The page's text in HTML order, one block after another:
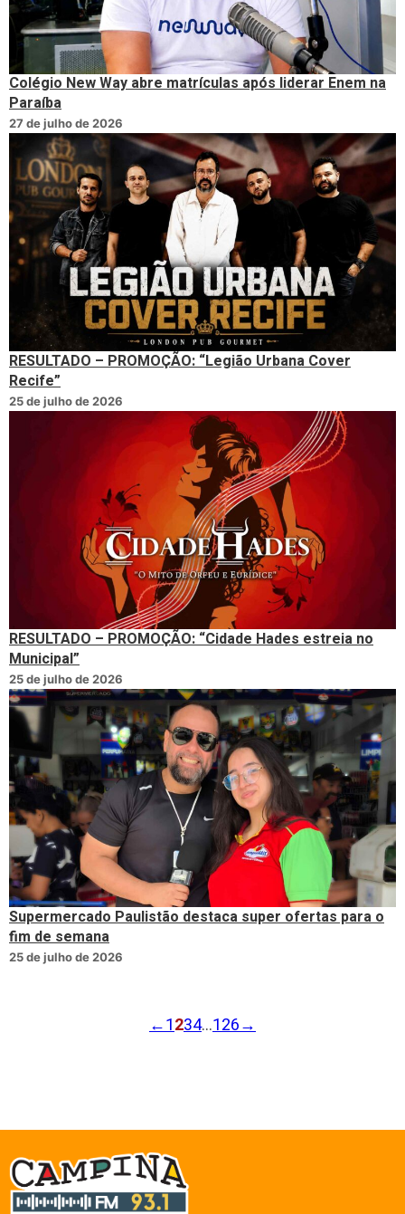
Colégio New Way abre matrículas após liderar Enem na
Paraíba
27 de julho de 2026
RESULTADO – PROMOÇÃO: “Legião Urbana Cover
Recife”
25 de julho de 2026
RESULTADO – PROMOÇÃO: “Cidade Hades estreia no
Municipal”
25 de julho de 2026
Supermercado Paulistão destaca super ofertas para o
fim de semana
25 de julho de 2026
←1234…126→